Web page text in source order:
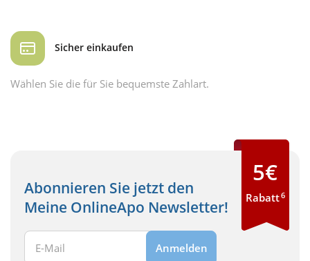
Sicher einkaufen
Wählen Sie die für Sie bequemste Zahlart.
Abonnieren Sie jetzt den
Meine OnlineApo Newsletter!
Ihre E-Mail Adresse:
Anmelden
5€
Rabatt6